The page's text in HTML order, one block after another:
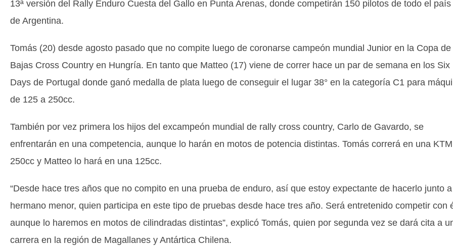
13ª versión del Rally Enduro Cuesta del Gallo en Punta Arenas, donde competirán 150 pilotos de todo el país
de Argentina.
Tomás (20) desde agosto pasado que no compite luego de coronarse campeón mundial Junior en la Copa de
Bajas Cross Country en Hungría. En tanto que Matteo (17) viene de correr hace un par de semana en los Six
Days de Portugal donde ganó medalla de plata luego de conseguir el lugar 38° en la categoría C1 para
de 125 a 250cc.
También por vez primera los hijos del excampeón mundial de rally cross country, Carlo de Gavardo, se
enfrentarán en una competencia, aunque lo harán en motos de potencia distintas. Tomás correrá en una
250cc y Matteo lo hará en una 125cc.
“Desde hace tres años que no compito en una prueba de enduro, así que estoy expectante de hacerlo junto
hermano menor, quien participa en este tipo de pruebas desde hace tres año. Será entretenido competir con
aunque lo haremos en motos de cilindradas distintas”, explicó Tomás, quien por segunda vez se dará cita a
carrera en la región de Magallanes y Antártica Chilena.